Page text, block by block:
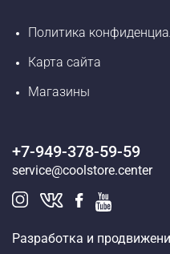
Политика
Карта сайта
Магазины
+7-949-378-59-59
service@coolstore.center
Разработка и